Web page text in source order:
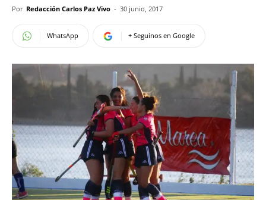
Por Redacción Carlos Paz Vivo - 30 junio, 2017
WhatsApp + Seguinos en Google